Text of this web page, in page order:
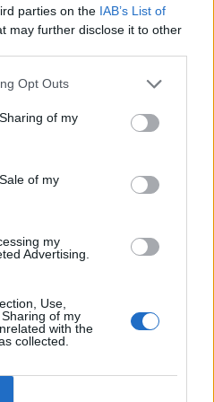
parties on the IAB’s List of
may further disclose it to other
Opt Outs
of my
of my
my
Advertising.
Use,
of my
with the
collected.
con Papa Seck e
il difensore Balbo
Conti